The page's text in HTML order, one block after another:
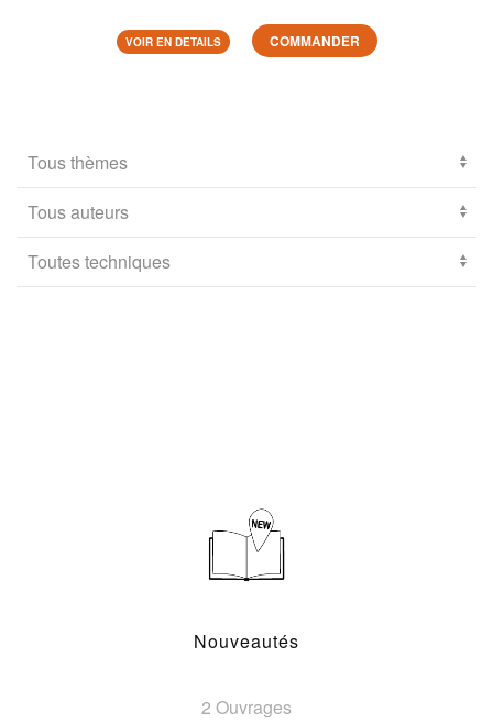
VOIR EN DETAILS COMMANDER
Nouveautés
2 Ouvrages